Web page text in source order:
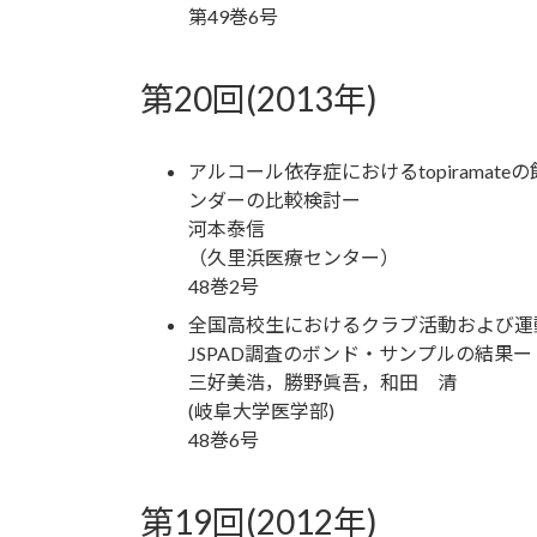
第49巻6号
第20回(2013年)
アルコール依存症におけるtopiramate
ンダーの比較検討ー
河本泰信
（久里浜医療センター）
48巻2号
全国高校生におけるクラブ活動および
JSPAD調査のボンド・サンプルの結果ー
三好美浩，勝野眞吾，和田 清
(岐阜大学医学部)
48巻6号
第19回(2012年)